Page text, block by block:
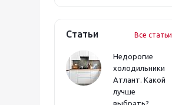
Статьи Все статьи
Недорогие
холодильники
Атлант. Какой
лучше
выбрать?